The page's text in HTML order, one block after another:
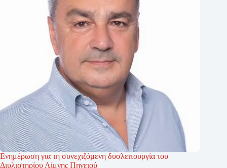
Ενημέρωση για τη συνεχιζόμενη δυσλειτουργία του
Διυλιστηρίου Λίμνης Πηνειού